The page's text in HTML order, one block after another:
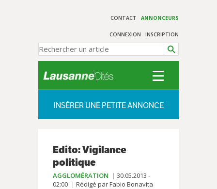
CONTACT ANNONCEURS
CONNEXION INSCRIPTION
INSÉRER UNE PETITE ANNONCE
Edito: Vigilance
politique
AGGLOMÉRATION
30.05.2013 -
02:00
Rédigé par Fabio Bonavita